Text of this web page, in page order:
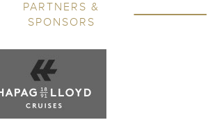
PARTNERS &
SPONSORS